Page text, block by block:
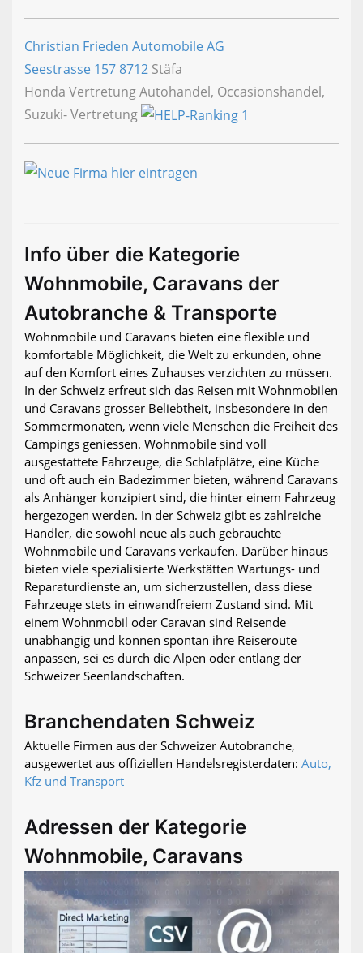
Christian Frieden Automobile AG
Seestrasse 1578712 Stäfa
Honda Vertretung Autohandel, Occasionshandel,
Suzuki- Vertretung
Info über die Kategorie
Wohnmobile, Caravans der
Autobranche & Transporte
Wohnmobile und Caravans bieten eine flexible und
komfortable Möglichkeit, die Welt zu erkunden, ohne
auf den Komfort eines Zuhauses verzichten zu müssen.
In der Schweiz erfreut sich das Reisen mit Wohnmobilen
und Caravans grosser Beliebtheit, insbesondere in den
Sommermonaten, wenn viele Menschen die Freiheit des
Campings geniessen. Wohnmobile sind voll
ausgestattete Fahrzeuge, die Schlafplätze, eine Küche
und oft auch ein Badezimmer bieten, während Caravans
als Anhänger konzipiert sind, die hinter einem Fahrzeug
hergezogen werden. In der Schweiz gibt es zahlreiche
Händler, die sowohl neue als auch gebrauchte
Wohnmobile und Caravans verkaufen. Darüber hinaus
bieten viele spezialisierte Werkstätten Wartungs- und
Reparaturdienste an, um sicherzustellen, dass diese
Fahrzeuge stets in einwandfreiem Zustand sind. Mit
einem Wohnmobil oder Caravan sind Reisende
unabhängig und können spontan ihre Reiseroute
anpassen, sei es durch die Alpen oder entlang der
Schweizer Seenlandschaften.
Branchendaten Schweiz
Aktuelle Firmen aus der Schweizer Autobranche,
ausgewertet aus offiziellen Handelsregisterdaten: Auto,
Kfz und Transport
Adressen der Kategorie
Wohnmobile, Caravans